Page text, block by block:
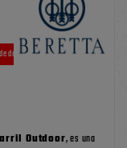
descuento
Outdoor, es una